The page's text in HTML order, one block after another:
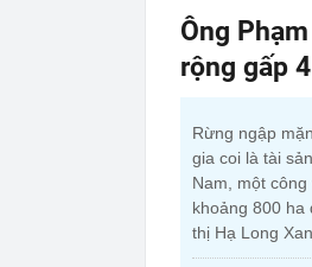
Ông
rộng gấp
Rừng ngập
gia coi là tài
Nam, một
khoảng 800 ha
thị Hạ Long